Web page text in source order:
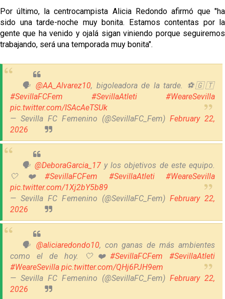
Por último, la centrocampista Alicia Redondo afirmó que "ha
sido una tarde-noche muy bonita. Estamos contentas por la
gente que ha venido y ojalá sigan viniendo porque seguiremos
trabajando, será una temporada muy bonita".
🗣️ @AA_Alvarez10, bigoleadora de la tarde. ⚽️🇬🇹
#SevillaFCFem
#SevillaAtleti
#WeareSevilla
pic.twitter.com/ISAcAeTSUk
— Sevilla FC Femenino (@SevillaFC_Fem) February 22,
2026
🗣️ @DeboraGarcia_17y los objetivos de este equipo.
🤍❤️ #SevillaFCFem #SevillaAtleti
#WeareSevilla
pic.twitter.com/1Xj2bY5b89
— Sevilla FC Femenino (@SevillaFC_Fem) February 22,
2026
🗣️ @aliciaredondo10, con ganas de más ambientes
como el de hoy. 🤍❤️ #SevillaFCFem
#SevillaAtleti
#WeareSevilla pic.twitter.com/QHj6PJH9em
— Sevilla FC Femenino (@SevillaFC_Fem) February 22,
2026